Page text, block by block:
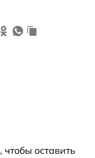
, чтобы оставить